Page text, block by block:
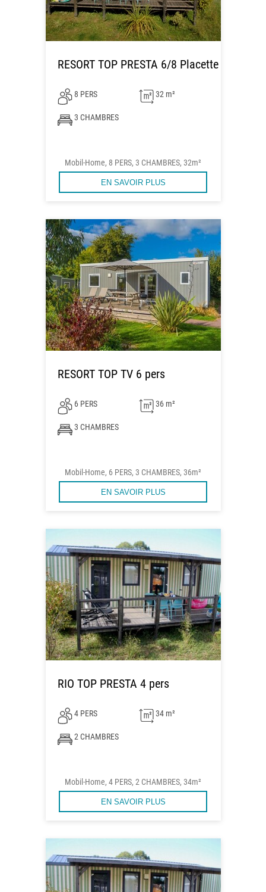
RESORT TOP PRESTA 6/8 Placette
8 PERS 32 m²
3 CHAMBRES
Mobil-Home, 8 PERS, 3 CHAMBRES, 32m²
EN SAVOIR PLUS
RESORT TOP TV 6 pers
6 PERS 36 m²
3 CHAMBRES
Mobil-Home, 6 PERS, 3 CHAMBRES, 36m²
EN SAVOIR PLUS
RIO TOP PRESTA 4 pers
4 PERS 34 m²
2 CHAMBRES
Mobil-Home, 4 PERS, 2 CHAMBRES, 34m²
EN SAVOIR PLUS